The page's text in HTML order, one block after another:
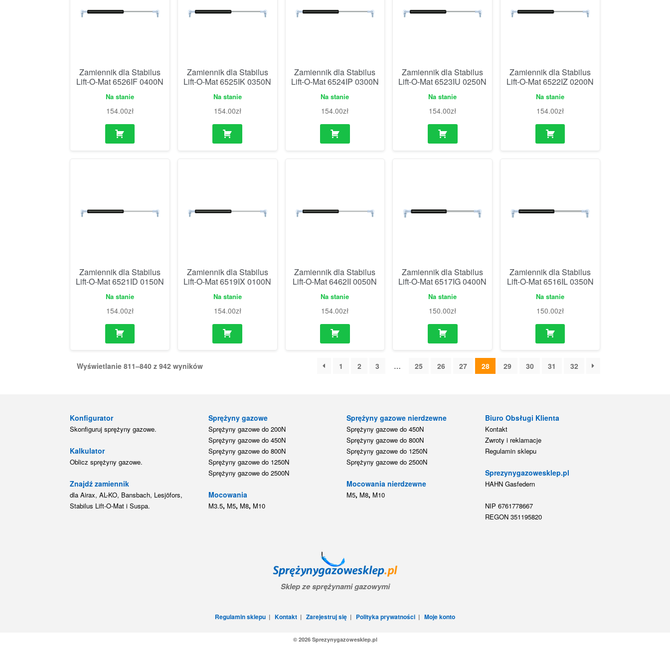
Zamiennik dla Stabilus
Lift-O-Mat 6526IF 0400N
Na stanie
154.00zł
Zamiennik dla Stabilus
Lift-O-Mat 6525IK 0350N
Na stanie
154.00zł
Zamiennik dla Stabilus
Lift-O-Mat 6524IP 0300N
Na stanie
154.00zł
Zamiennik dla Stabilus
Lift-O-Mat 6523IU 0250N
Na stanie
154.00zł
Zamiennik dla Stabilus
Lift-O-Mat 6522IZ 0200N
Na stanie
154.00zł
Zamiennik dla Stabilus
Lift-O-Mat 6521ID 0150N
Na stanie
154.00zł
Zamiennik dla Stabilus
Lift-O-Mat 6519IX 0100N
Na stanie
154.00zł
Zamiennik dla Stabilus
Lift-O-Mat 6462II 0050N
Na stanie
154.00zł
Zamiennik dla Stabilus
Lift-O-Mat 6517IG 0400N
Na stanie
150.00zł
Zamiennik dla Stabilus
Lift-O-Mat 6516IL 0350N
Na stanie
150.00zł
Wyświetlanie 811–840 z 942 wyników 1 2 3 … 25 26 27 28 29 30 31 32
Konfigurator
Skonfiguruj sprężyny gazowe.
Kalkulator
Oblicz sprężyny gazowe.
Znajdź zamiennik
dla Airax, AL-KO, Bansbach, Lesjöfors,
Stabilus Lift-O-Mat i Suspa.
Sprężyny gazowe
Sprężyny gazowe do 200N
Sprężyny gazowe do 450N
Sprężyny gazowe do 800N
Sprężyny gazowe do 1250N
Sprężyny gazowe do 2500N
Mocowania
M3.5, M5, M8, M10
Sprężyny gazowe nierdzewne
Sprężyny gazowe do 450N
Sprężyny gazowe do 800N
Sprężyny gazowe do 1250N
Sprężyny gazowe do 2500N
Mocowania nierdzewne
M5, M8, M10
Biuro Obsługi Klienta
Kontakt
Zwroty i reklamacje
Regulamin sklepu
Sprezynygazowesklep.pl
HAHN Gasfedern
NIP 6761778667
REGON 351195820
Sklep ze sprężynami gazowymi
Regulamin sklepu | Kontakt | Zarejestruj się | Polityka prywatności | Moje konto
© 2026 Sprezynygazowesklep.pl